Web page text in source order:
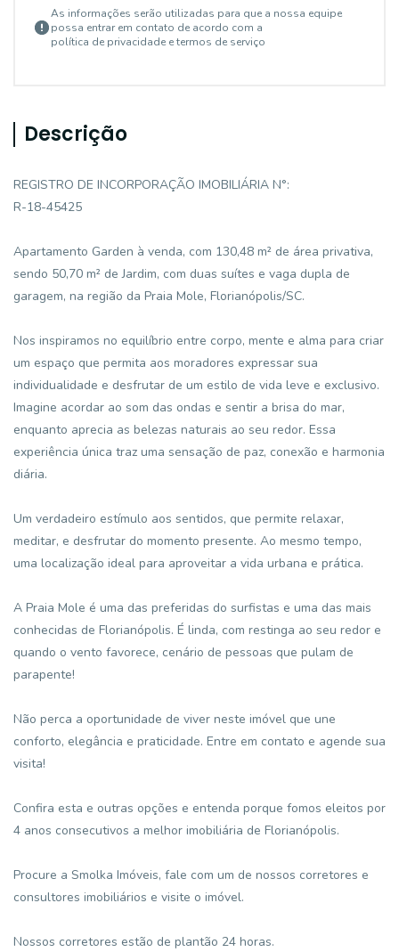
As informações serão utilizadas para que a nossa equipe
possa entrar em contato de acordo com a
política de privacidade e termos de serviço
Descrição
REGISTRO DE INCORPORAÇÃO IMOBILIÁRIA N°:
R-18-45425
Apartamento Garden à venda, com 130,48 m² de área privativa,
sendo 50,70 m² de Jardim, com duas suítes e vaga dupla de
garagem, na região da Praia Mole, Florianópolis/SC.
Nos inspiramos no equilíbrio entre corpo, mente e alma para criar
um espaço que permita aos moradores expressar sua
individualidade e desfrutar de um estilo de vida leve e exclusivo.
Imagine acordar ao som das ondas e sentir a brisa do mar,
enquanto aprecia as belezas naturais ao seu redor. Essa
experiência única traz uma sensação de paz, conexão e harmonia
diária.
Um verdadeiro estímulo aos sentidos, que permite relaxar,
meditar, e desfrutar do momento presente. Ao mesmo tempo,
uma localização ideal para aproveitar a vida urbana e prática.
A Praia Mole é uma das preferidas do surfistas e uma das mais
conhecidas de Florianópolis. É linda, com restinga ao seu redor e
quando o vento favorece, cenário de pessoas que pulam de
parapente!
Não perca a oportunidade de viver neste imóvel que une
conforto, elegância e praticidade. Entre em contato e agende sua
visita!
Confira esta e outras opções e entenda porque fomos eleitos por
4 anos consecutivos a melhor imobiliária de Florianópolis.
Procure a Smolka Imóveis, fale com um de nossos corretores e
consultores imobiliários e visite o imóvel.
Nossos corretores estão de plantão 24 horas.